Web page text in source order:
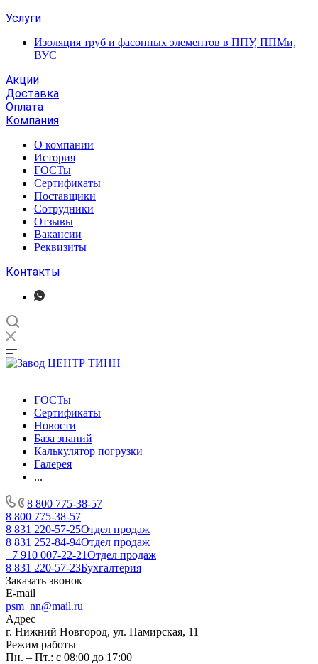
Услуги
Изоляция труб и фасонных элементов в ППУ, ППМи,
ВУС
Акции
Доставка
Оплата
Компания
О компании
История
ГОСТы
Сертификаты
Поставщики
Сотрудники
Отзывы
Вакансии
Реквизиты
Контакты
ГОСТы
Сертификаты
Новости
База знаний
Калькулятор погрузки
Галерея
...
8 800 775-38-57
8 800 775-38-57
8 831 220-57-25Отдел продаж
8 831 252-84-94Отдел продаж
+7 910 007-22-21Отдел продаж
8 831 220-57-23Бухгалтерия
Заказать звонок
E-mail
psm_nn@mail.ru
Адрес
г. Нижний Новгород, ул. Памирская, 11
Режим работы
Пн. – Пт.: с 08:00 до 17:00